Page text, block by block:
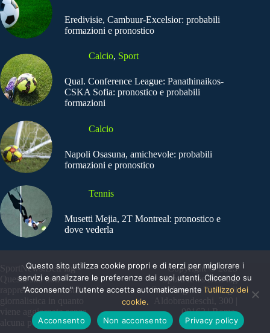
Eredivisie, Cambuur-Excelsior: probabili
formazioni e pronostico
Calcio, Sport
Qual. Conference League: Panathinaikos-
CSKA Sofia: pronostico e probabili
formazioni
Calcio
Napoli Osasuna, amichevole: probabili
formazioni e pronostico
Tennis
Musetti Mejia, 2T Montreal: pronostico e
dove vederla
SportNews.BetFlag -
Questo sito non
rappresenta una testata
giornalistica in quanto
viene aggiornato senza
alcuna periodicità
Copyright © 2025
SportNews BetFlag
Sede Legale: Via degli
Aldobrandeschi, 300 |
00163 | Roma
Questo sito utilizza cookie propri e di terzi per migliorare i
servizi e analizzare le preferenze dei suoi utenti. Cliccando su
"Acconsento" l'utente accetta automaticamente l'utilizzo dei
cookie.
Acconsento
Non acconsento Privacy policy